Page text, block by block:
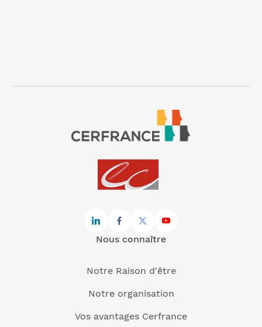
Nous connaître
Notre Raison d'être
Notre organisation
Vos avantages Cerfrance